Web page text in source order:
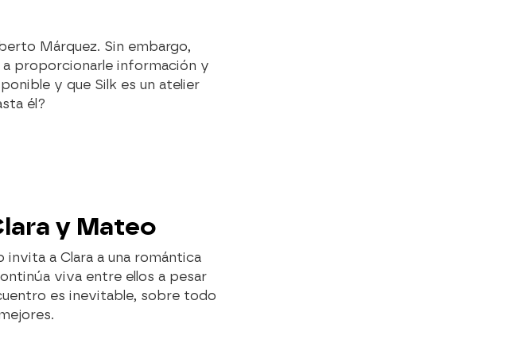
Márquez. Sin embargo,
a proporcionarle información y
y que Silk es un atelier
él?
y Mateo
a Clara a una romántica
viva entre ellos a pesar
es inevitable, sobre todo